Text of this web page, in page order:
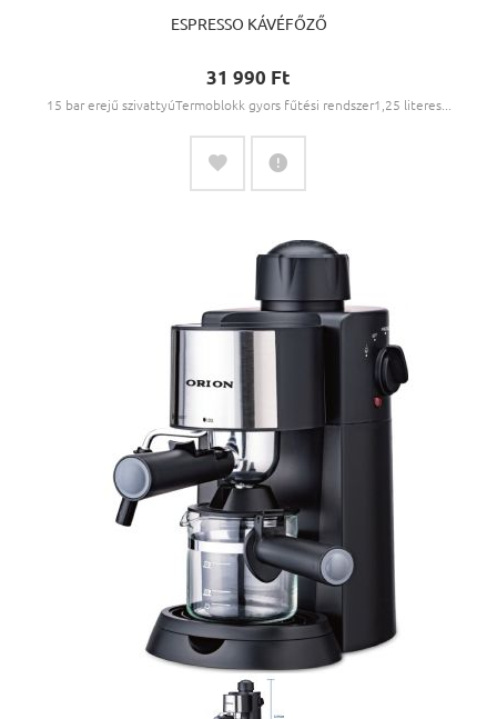
ESPRESSO KÁVÉFŐZŐ
31 990 Ft‎
15 bar erejű szivattyúTermoblokk gyors fűtési rendszer1,25 literes...